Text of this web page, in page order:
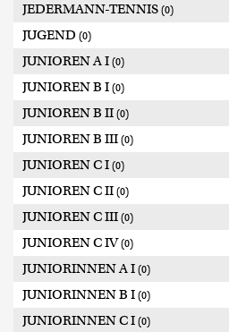
JEDERMANN-TENNIS (0)
JUGEND (0)
JUNIOREN A I (0)
JUNIOREN B I (0)
JUNIOREN B II (0)
JUNIOREN B III (0)
JUNIOREN C I (0)
JUNIOREN C II (0)
JUNIOREN C III (0)
JUNIOREN C IV(0)
JUNIORINNEN A I (0)
JUNIORINNEN B I (0)
JUNIORINNEN C I (0)